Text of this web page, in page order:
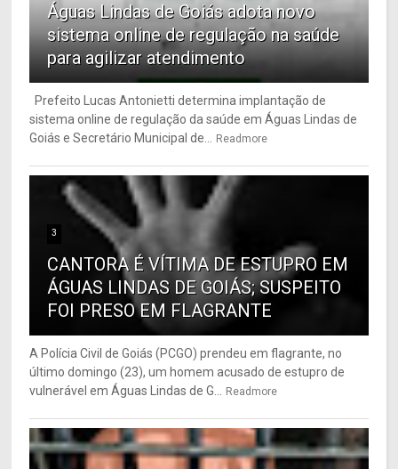
Águas Lindas de Goiás adota novo
sistema online de regulação na saúde
para agilizar atendimento
Prefeito Lucas Antonietti determina implantação de
sistema online de regulação da saúde em Águas Lindas de
Goiás e Secretário Municipal de... Readmore
3
CANTORA É VÍTIMA DE ESTUPRO EM
ÁGUAS LINDAS DE GOIÁS; SUSPEITO
FOI PRESO EM FLAGRANTE
A Polícia Civil de Goiás (PCGO) prendeu em flagrante, no
último domingo (23), um homem acusado de estupro de
vulnerável em Águas Lindas de G... Readmore